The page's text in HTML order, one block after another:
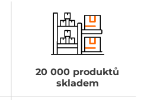
20 000 produktů
skladem